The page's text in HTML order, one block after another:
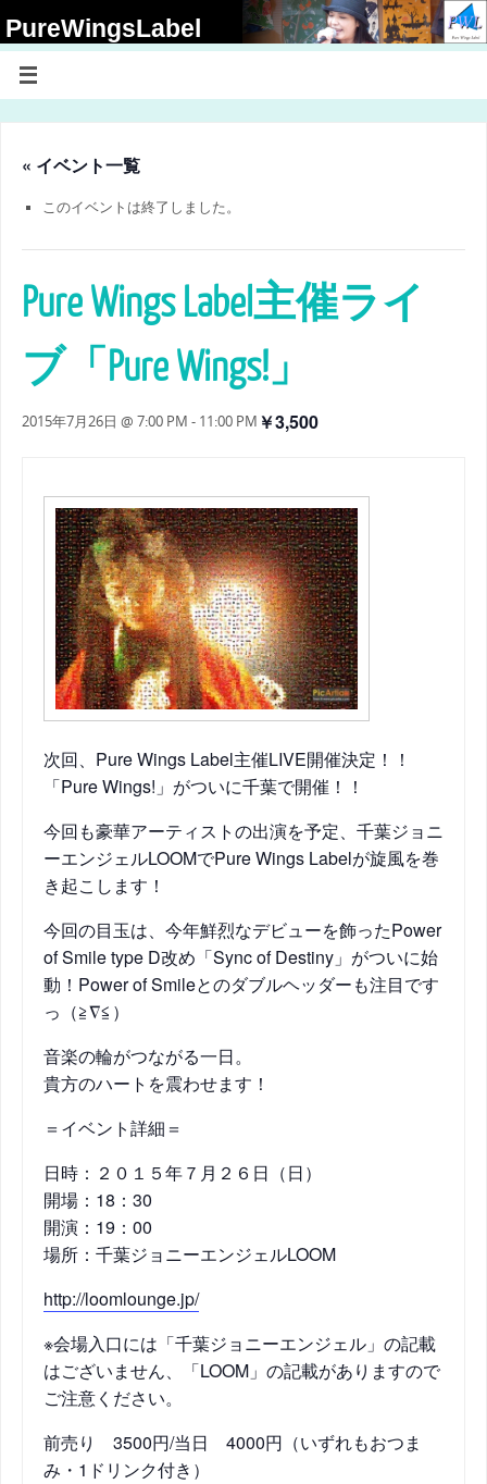
PureWingsLabel
【アーティストの為のアーティストを愛する方々の為の NPO法人 Pure
Wings Label】
« イベント一覧
このイベントは終了しました。
Pure Wings Label主催ライ
ブ「Pure Wings!」
2015年7月26日 @ 7:00 PM - 11:00 PM ￥3,500
次回、Pure Wings Label主催LIVE開催決定！！
「Pure Wings!」がついに千葉で開催！！
今回も豪華アーティストの出演を予定、千葉ジョニ
ーエンジェルLOOMでPure Wings Labelが旋風を巻
き起こします！
今回の目玉は、今年鮮烈なデビューを飾ったPower
of Smile type D改め「Sync of Destiny」がついに始
動！Power of Smileとのダブルヘッダーも注目です
っ（≧∇≦）
音楽の輪がつながる一日。
貴方のハートを震わせます！
＝イベント詳細＝
日時：２０１５年７月２６日（日）
開場：18：30
開演：19：00
場所：千葉ジョニーエンジェルLOOM
http://loomlounge.jp/
※会場入口には「千葉ジョニーエンジェル」の記載
はございません、「LOOM」の記載がありますので
ご注意ください。
前売り 3500円/当日 4000円（いずれもおつま
み・1ドリンク付き）